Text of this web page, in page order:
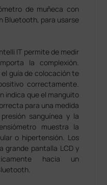
de muñeca con
Bluetooth, para usarse
IT permite de medir
la complexión.
guía de colocación te
correctamente.
indica que el manguito
para una medida
sanguínea y la
muestra la
o hipertensión. Los
grande pantalla LCD y
hacia un